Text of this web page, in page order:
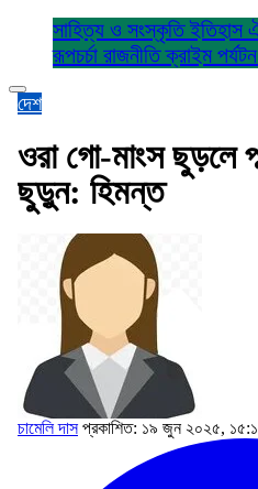
সাহিত্য ও সংস্কৃতিইতিহাস
রূপচর্চা রাজনীতিক্রাইম পর্যটন
দেশ
ওরা গো-মাংস ছুড়লে
ছুড়ুন: হিমন্ত
চামেলি দাস প্রকাশিত: ১৯ জুন ২০২৫,